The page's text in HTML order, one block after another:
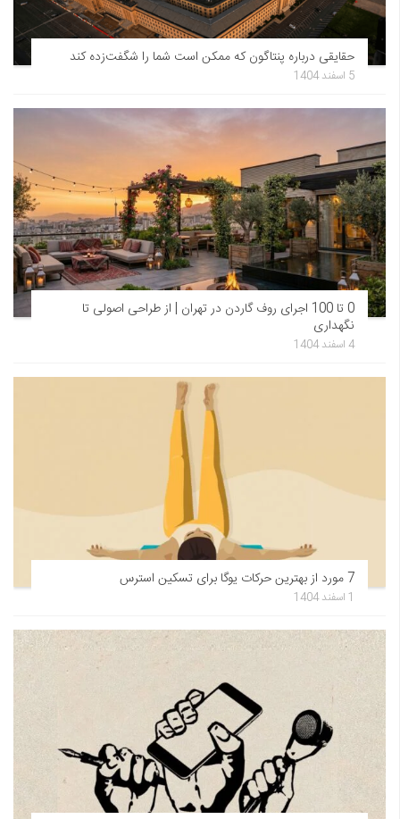
حقایقی درباره پنتاگون که ممکن است شما را شگفت‌زده کند
5 اسفند 1404
0 تا 100 اجرای روف گاردن در تهران | از طراحی اصولی تا
نگهداری
4 اسفند 1404
7 مورد از بهترین حرکات یوگا برای تسکین استرس
1 اسفند 1404